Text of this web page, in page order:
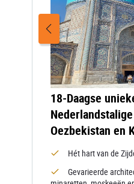
18-Daagse
Oezbekistan en
Hét hart van de
Gevarieerde